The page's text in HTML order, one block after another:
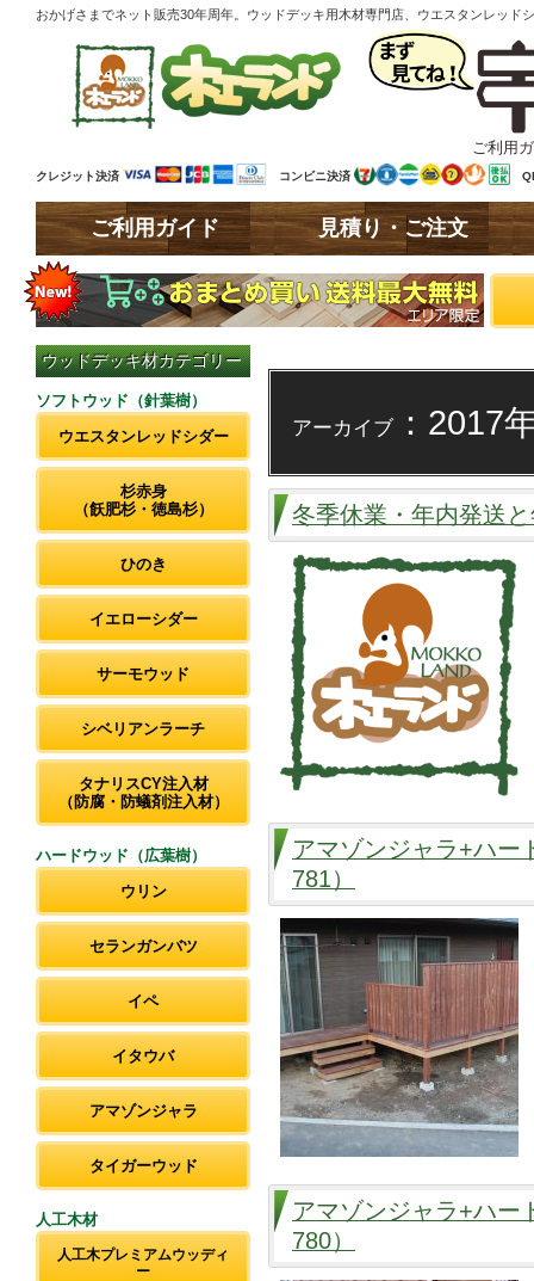
おかげさまでネット販売30年周年。ウッドデッキ用木材専門店、ウエスタンレッ
ご利用
クレジット決済 コンビニ決済
ご利用ガイド 見積り・ご注文
ウッドデッキ材カテゴリー
ソフトウッド（針葉樹）
ウエスタンレッドシダー
杉赤身
（飫肥杉・徳島杉）
ひのき
イエローシダー
サーモウッド
シベリアンラーチ
タナリスCY注入材
（防腐・防蟻剤注入材）
ハードウッド（広葉樹）
ウリン
セランガンバツ
イペ
イタウバ
アマゾンジャラ
タイガーウッド
人工木材
人工木プレミアムウッディ
ー
アーカイブ：2017
冬季休業・年内発送
アマゾンジャラ+ハ
781）
アマゾンジャラ+ハ
780）